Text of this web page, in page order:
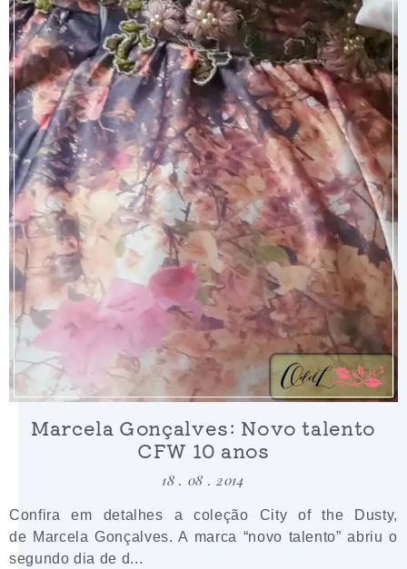
Marcela Gonçalves: Novo talento
CFW 10 anos
18 . 08 . 2014
Confira em detalhes a coleção City of the Dusty,
de Marcela Gonçalves. A marca “novo talento” abriu o
segundo dia de d...